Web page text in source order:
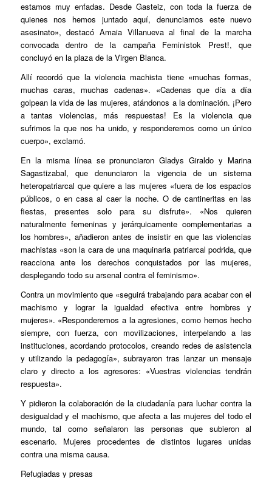
estamos muy enfadas. Desde Gasteiz, con toda la fuerza de
quienes nos hemos juntado aquí, denunciamos este nuevo
asesinato», destacó Amaia Villanueva al final de la marcha
convocada dentro de la campaña Feministok Prest!, que
concluyó en la plaza de la Virgen Blanca.
Allí recordó que la violencia machista tiene «muchas formas,
muchas caras, muchas cadenas». «Cadenas que día a día
golpean la vida de las mujeres, atándonos a la dominación. ¡Pero
a tantas violencias, más respuestas! Es la violencia que
sufrimos la que nos ha unido, y responderemos como un único
cuerpo», exclamó.
En la misma línea se pronunciaron Gladys Giraldo y Marina
Sagastizabal, que denunciaron la vigencia de un sistema
heteropatriarcal que quiere a las mujeres «fuera de los espacios
públicos, o en casa al caer la noche. O de cantineritas en las
fiestas, presentes solo para su disfrute». «Nos quieren
naturalmente femeninas y jerárquicamente complementarias a
los hombres», añadieron antes de insistir en que las violencias
machistas «son la cara de una maquinaria patriarcal podrida, que
reacciona ante los derechos conquistados por las mujeres,
desplegando todo su arsenal contra el feminismo».
Contra un movimiento que «seguirá trabajando para acabar con el
machismo y lograr la igualdad efectiva entre hombres y
mujeres». «Responderemos a la agresiones, como hemos hecho
siempre, con fuerza, con movilizaciones, interpelando a las
instituciones, acordando protocolos, creando redes de asistencia
y utilizando la pedagogía», subrayaron tras lanzar un mensaje
claro y directo a los agresores: «Vuestras violencias tendrán
respuesta».
Y pidieron la colaboración de la ciudadanía para luchar contra la
desigualdad y el machismo, que afecta a las mujeres del todo el
mundo, tal como señalaron las personas que subieron al
escenario. Mujeres procedentes de distintos lugares unidas
contra una misma causa.
Refugiadas y presas